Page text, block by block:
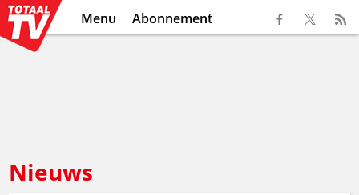
Menu Abonnement
Nieuws